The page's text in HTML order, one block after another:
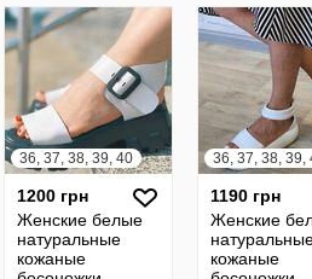
43 EU
36, 37, 38, 39, 40
1200 грн
Женские белые
натуральные
кожаные
36, 37, 38, 39,
1190 грн
Женские
кожаные